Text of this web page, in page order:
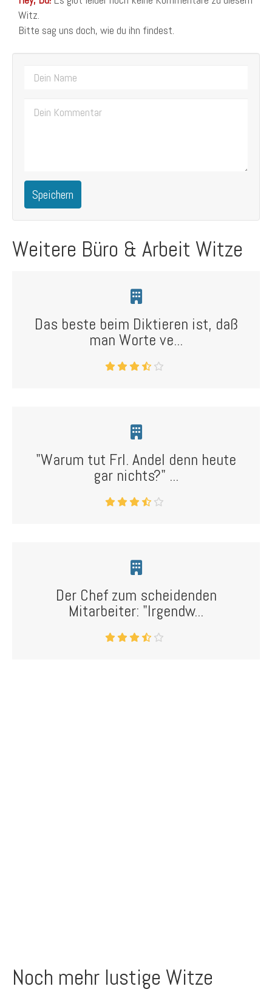
Witz.
Bitte sag uns doch, wie du ihn findest.
Speichern
Weitere Büro & Arbeit Witze
Das beste beim Diktieren ist, daß
man Worte ve...
"Warum tut Frl. Andel denn heute
gar nichts?" ...
Der Chef zum scheidenden
Mitarbeiter: "Irgendw...
Noch mehr lustige Witze